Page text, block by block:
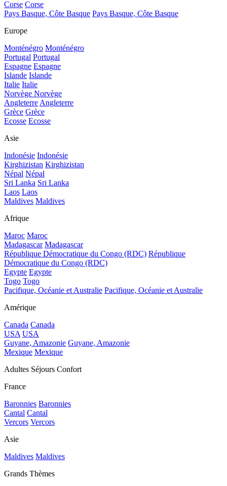
Corse Corse
Pays Basque, Côte Basque Pays Basque, Côte Basque
Europe
Monténégro Monténégro
Portugal Portugal
Espagne Espagne
Islande Islande
Italie Italie
Norvège Norvège
AngleterreAngleterre
Grèce Grèce
Ecosse Ecosse
Asie
Indonésie Indonésie
Kirghizistan Kirghizistan
Népal Népal
Sri Lanka Sri Lanka
Laos Laos
Maldives Maldives
Afrique
Maroc Maroc
Madagascar Madagascar
République Démocratique du Congo (RDC) République
Démocratique du Congo (RDC)
Egypte Egypte
Togo Togo
Pacifique, Océanie et Australie Pacifique, Océanie et Australie
Amérique
Canada Canada
USA USA
Guyane, Amazonie Guyane, Amazonie
Mexique Mexique
Adultes Séjours Confort
France
Baronnies Baronnies
Cantal Cantal
Vercors Vercors
Asie
Maldives Maldives
Grands Thèmes